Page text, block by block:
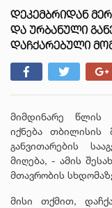
ᲓᲔᲙᲔᲛᲑᲠᲘᲓᲐᲜ
ᲓᲐ ᲣᲠᲑᲐᲜᲣᲚᲘ
ᲓᲐᲩᲥᲐᲠᲔᲑᲣᲚᲘ
მიმდინარე წლის
იქნება თბილისის
განვითარების
მიღება, - ამის
მთავრობის
მისი თქმით,